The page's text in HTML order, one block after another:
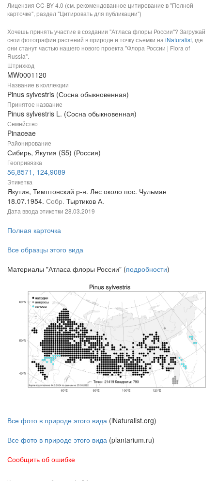
Лицензия CC-BY 4.0 (см. рекомендованное цитирование в "Полной
карточке", раздел "Цитировать для публикации")
Хочешь принять участие в создании "Атласа флоры России"? Загружай
свои фотографии растений в природе и точку съемки на iNaturalist, где
они станут частью нашего нового проекта "Флора России | Flora of
Russia".
Штрихкод
MW0001120
Название в коллекции
Pinus sylvestris (Сосна обыкновенная)
Принятое название
Pinus sylvestris L. (Сосна обыкновенная)
Семейство
Pinaceae
Районирование
Сибирь, Якутия (S5) (Россия)
Геопривязка
56,8571, 124,9089
Этикетка
Якутия, Тимптонский р-н. Лес около пос. Чульман
18.07.1954. Собр. Тыртиков А.
Дата ввода этикетки 28.03.2019
Полная карточка
Все образцы этого вида
Материалы "Атласа флоры России" (подробности)
Все фото в природе этого вида (iNaturalist.org)
Все фото в природе этого вида (plantarium.ru)
Сообщить об ошибке